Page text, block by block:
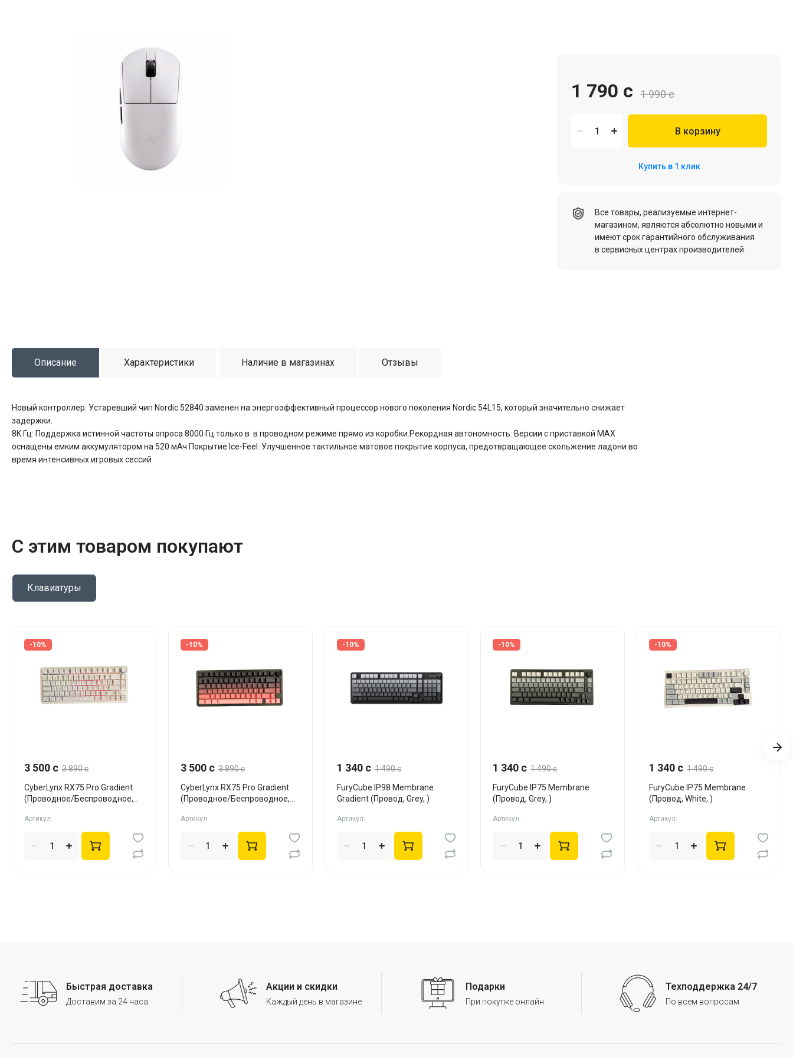
Цифровые товары (Подписки PSN, Xbox, Steam, ПК)
1 990 c
1 790 c
В корзину
Купить в 1 клик
Все товары, реализуемые интернет-
магазином, являются абсолютно новыми и
имеют срок гарантийного обслуживания
в сервисных центрах производителей.
Описание Характеристики Наличие в магазинах Отзывы
Новый контроллер: Устаревший чип Nordic 52840 заменен на энергоэффективный процессор нового поколения Nordic 54L15, который значительно снижает
задержки.
8K Гц: Поддержка истинной частоты опроса 8000 Гц только в в проводном режиме прямо из коробки.Рекордная автономность: Версии с приставкой MAX
оснащены емким аккумулятором на 520 мАч Покрытие Ice-Feel: Улучшенное тактильное матовое покрытие корпуса, предотвращающее скольжение ладони во
время интенсивных игровых сессий
С этим товаром покупают
Клавиатуры
-10%
3 500 c 3 890 c
CyberLynx RX75 Pro Gradient
(Проводное/Беспроводное,
Артикул:
-10%
3 500 c 3 890 c
CyberLynx RX75 Pro Gradient
(Проводное/Беспроводное,
Артикул:
-10%
1 340 c 1 490 c
FuryCube IP98 Membrane
Gradient (Провод, Grey, )
Артикул:
-10%
1 340 c 1 490 c
FuryCube IP75 Membrane
(Провод, Grey, )
Артикул:
-10%
1 340 c 1 490 c
FuryCube IP75 Membrane
(Провод, White, )
Артикул:
Быстрая доставка
Доставим за 24 часа
Акции и скидки
Каждый день в магазине
Подарки
При покупке онлайн
Техподдержка 24/7
По всем вопросам